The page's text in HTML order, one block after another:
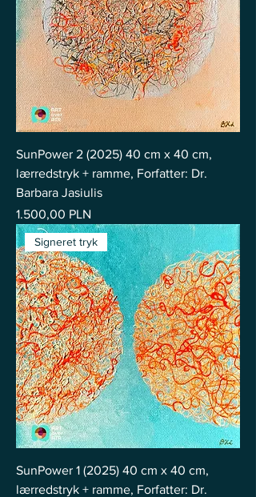
SunPower 2 (2025) 40 cm x 40 cm,
lærredstryk + ramme, Forfatter: Dr.
Barbara Jasiulis
Pris
1.500,00 PLN
Signeret tryk
SunPower 1 (2025) 40 cm x 40 cm,
lærredstryk + ramme, Forfatter: Dr.